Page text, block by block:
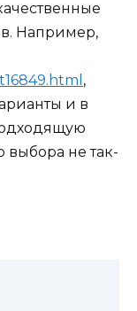
Например,
,
и в
выбора не так-